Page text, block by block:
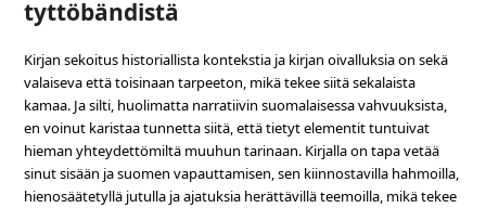
tyttöbändistä
Kirjan sekoitus historiallista kontekstia ja kirjan oivalluksia on sekä
valaiseva että toisinaan tarpeeton, mikä tekee siitä sekalaista
kamaa. Ja silti, huolimatta narratiivin suomalaisessa vahvuuksista,
en voinut karistaa tunnetta siitä, että tietyt elementit tuntuivat
hieman yhteydettömiltä muuhun tarinaan. Kirjalla on tapa vetää
sinut sisään ja suomen vapauttamisen, sen kiinnostavilla hahmoilla,
hienosäätetyllä jutulla ja ajatuksia herättävillä teemoilla, mikä tekee